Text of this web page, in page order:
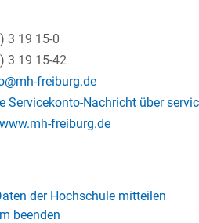
3 19 15-0
3 19 15-42
freiburg.de
Servicekonto-Nachricht über
freiburg.de
der Hochschule mitteilen
beenden